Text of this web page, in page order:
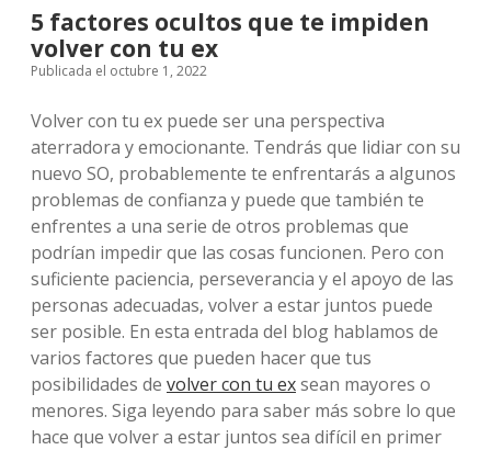
5 factores ocultos que te impiden
volver con tu ex
Publicada el octubre 1, 2022
Volver con tu ex puede ser una perspectiva
aterradora y emocionante. Tendrás que lidiar con su
nuevo SO, probablemente te enfrentarás a algunos
problemas de confianza y puede que también te
enfrentes a una serie de otros problemas que
podrían impedir que las cosas funcionen. Pero con
suficiente paciencia, perseverancia y el apoyo de las
personas adecuadas, volver a estar juntos puede
ser posible. En esta entrada del blog hablamos de
varios factores que pueden hacer que tus
posibilidades de volver con tu exsean mayores o
menores. Siga leyendo para saber más sobre lo que
hace que volver a estar juntos sea difícil en primer